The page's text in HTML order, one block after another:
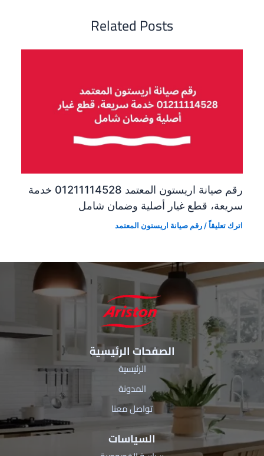
Related Posts
رقم صيانة اريستون المعتمد 01211114528 خدمة
سريعة، قطع غيار أصلية وضمان شامل
اترك تعليقاً /رقم صيانة اريستون المعتمد
الصفحات الرئيسية
الرئيسية
المدونة
تواصل معنا
السياسات